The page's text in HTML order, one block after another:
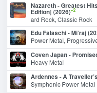
Nazareth - Greatest
Edition] (2026)+2
ard Rock, Classic Rock
Edu Falaschi - Mi’raj
Power Metal,
Coven Japan -
Heavy Metal
Ardennes - A
Symphonic Power Metal